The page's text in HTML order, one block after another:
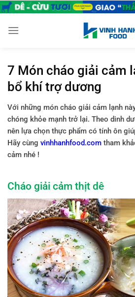
Chuyển
nội
7 Món cháo giải cảm
bổ khí trợ dương
Với những món cháo giải cảm lạnh
chóng khỏe mạnh trở lại. Theo dinh
nên lựa chọn thực phẩm có tính ôn
Hãy cùng vinhhanhfood.com tham
cảm nhé !
Cháo giải cảm thịt dê